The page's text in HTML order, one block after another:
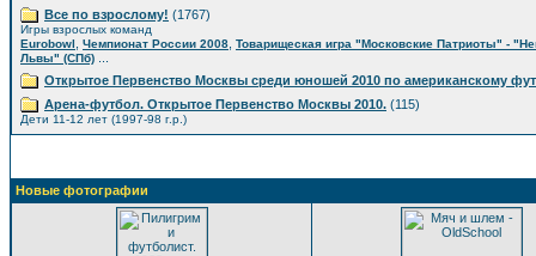
Все по взрослому! (1767)
Игры взрослых команд
Eurobowl
Чемпионат России 2008 Товарищеская игра "Московские Патриоты" -
Львы" (СПб)
Открытое Первенство Москвы среди юношей 2010 по американскому
Арена-футбол. Открытое Первенство Москвы 2010. (115)
Дети 11-12 лет (1997-98 г.р.)
Новые фотографии